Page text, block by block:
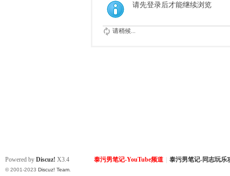
请先登录后才能继续浏览
请稍候...
泰污男笔记-YouTube频道 泰污男笔记-同志玩乐
Powered by Discuz! X3.4
© 2001-2023 Discuz! Team.